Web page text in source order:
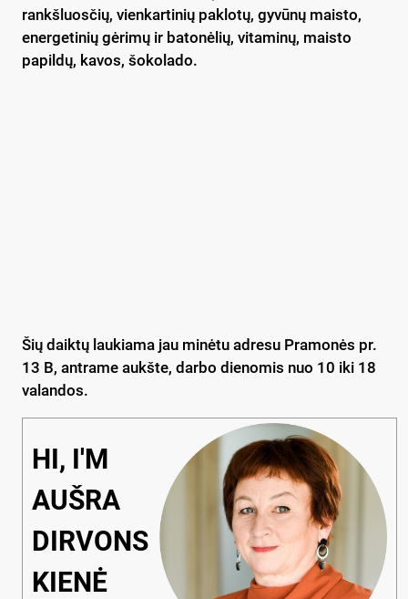
rankšluosčių, vienkartinių paklotų, gyvūnų maisto,
energetinių gėrimų ir batonėlių, vitaminų, maisto
papildų, kavos, šokolado.
Šių daiktų laukiama jau minėtu adresu Pramonės pr.
13 B, antrame aukšte, darbo dienomis nuo 10 iki 18
valandos.
HI, I'M
AUŠRA
DIRVONS
KIENĖ